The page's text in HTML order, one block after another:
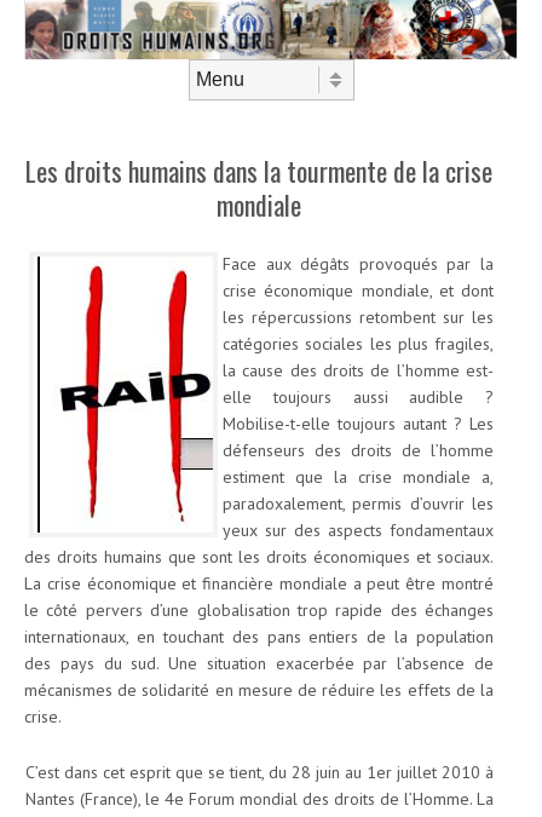
Les droits humains dans la tourmente de la crise
mondiale
Face aux dégâts provoqués par la
crise économique mondiale, et dont
les répercussions retombent sur les
catégories sociales les plus fragiles,
la cause des droits de l’homme est-
elle toujours aussi audible ?
Mobilise-t-elle toujours autant ? Les
défenseurs des droits de l’homme
estiment que la crise mondiale a,
paradoxalement, permis d’ouvrir les
yeux sur des aspects fondamentaux
des droits humains que sont les droits économiques et sociaux.
La crise économique et financière mondiale a peut être montré
le côté pervers d’une globalisation trop rapide des échanges
internationaux, en touchant des pans entiers de la population
des pays du sud. Une situation exacerbée par l’absence de
mécanismes de solidarité en mesure de réduire les effets de la
crise.
C’est dans cet esprit que se tient, du 28 juin au 1er juillet 2010 à
Nantes (France), le 4e Forum mondial des droits de l’Homme. La